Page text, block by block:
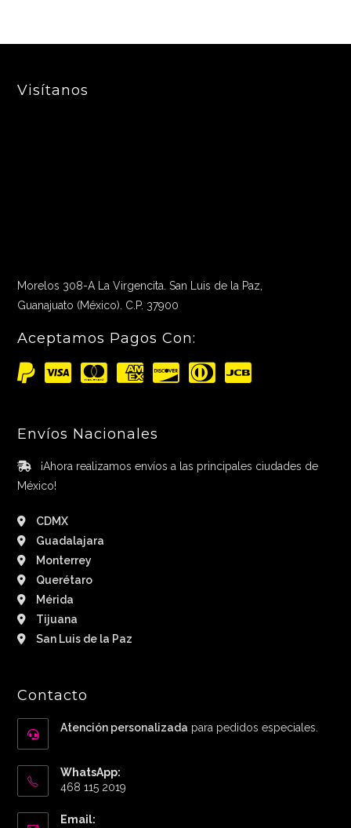
Visítanos
Morelos 308-A La Virgencita. San Luis de la Paz,
Guanajuato (México). C.P. 37900
Aceptamos Pagos Con:
Envíos Nacionales
¡Ahora realizamos envíos a las principales ciudades de
México!
CDMX
Guadalajara
Monterrey
Querétaro
Mérida
Tijuana
San Luis de la Paz
Contacto
Atención personalizada para pedidos especiales.
WhatsApp:
468 115 2019
Email: